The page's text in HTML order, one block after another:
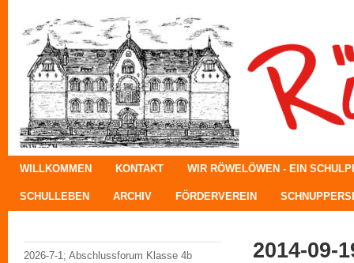
WILLKOMMEN KONTAKT WIR RÖWELÖWEN - EIN
SCHULLEBEN ARCHIV FÖRDERVEREIN
2026-7-1; Abschlussforum Klasse 4b 2014-09-